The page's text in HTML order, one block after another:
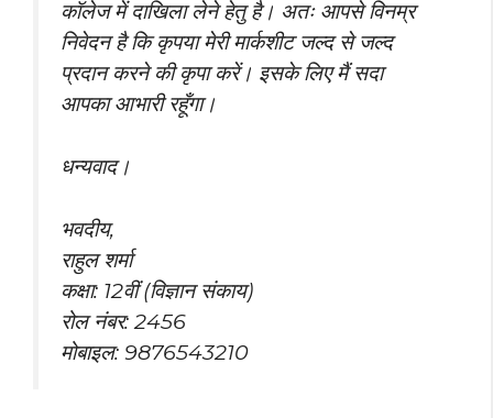
कॉलेज में दाखिला लेने हेतु है। अतः आपसे विनम्र
निवेदन है कि कृपया मेरी मार्कशीट जल्द से जल्द
प्रदान करने की कृपा करें। इसके लिए मैं सदा
आपका आभारी रहूँगा।
धन्यवाद।
भवदीय,
राहुल शर्मा
कक्षा: 12वीं (विज्ञान संकाय)
रोल नंबर: 2456
मोबाइल: 9876543210